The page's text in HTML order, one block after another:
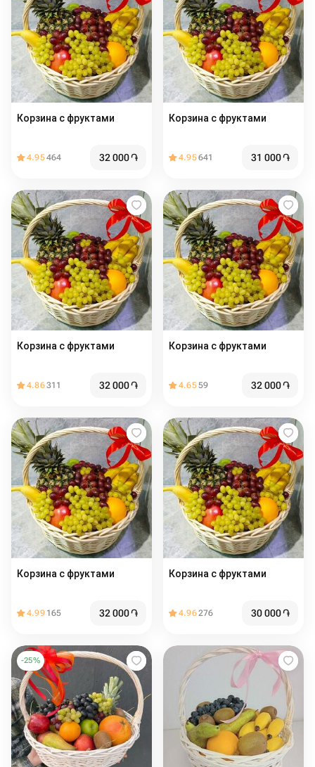
Корзина с фруктами
4.95464 32 000֏
Корзина с фруктами
4.95641 31 000֏
Корзина с фруктами
4.86311 32 000֏
Корзина с фруктами
4.6559 32 000֏
Корзина с фруктами
4.99 165 32 000֏
Корзина с фруктами
4.96276 30 000֏
-25%